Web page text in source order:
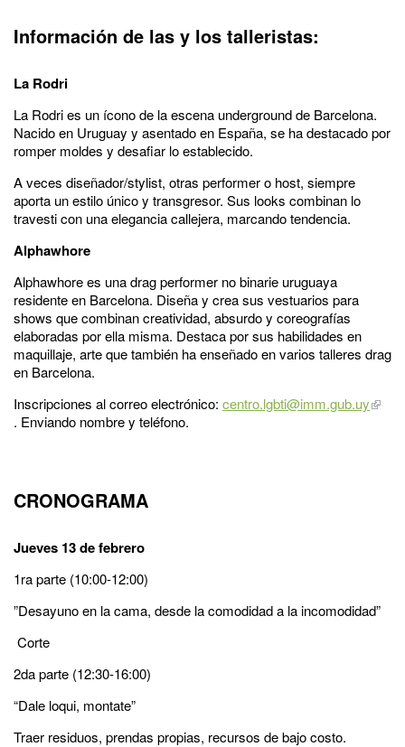
Información de las y los talleristas:
La Rodri
La Rodri es un ícono de la escena underground de Barcelona.
Nacido en Uruguay y asentado en España, se ha destacado por
romper moldes y desafiar lo establecido.
A veces diseñador/stylist, otras performer o host, siempre
aporta un estilo único y transgresor. Sus looks combinan lo
travesti con una elegancia callejera, marcando tendencia.
Alphawhore
Alphawhore es una drag performer no binarie uruguaya
residente en Barcelona. Diseña y crea sus vestuarios para
shows que combinan creatividad, absurdo y coreografías
elaboradas por ella misma. Destaca por sus habilidades en
maquillaje, arte que también ha enseñado en varios talleres drag
en Barcelona.
Inscripciones al correo electrónico: centro.lgbti@imm.gub.uy
. Enviando nombre y teléfono.
CRONOGRAMA
Jueves 13 de febrero
1ra parte (10:00-12:00)
”Desayuno en la cama, desde la comodidad a la incomodidad”
Corte
2da parte (12:30-16:00)
“Dale loqui, montate”
Traer residuos, prendas propias, recursos de bajo costo.